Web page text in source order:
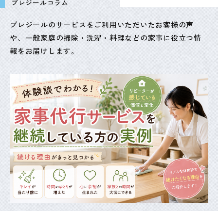
プレジールコラム
プレジールのサービスをご利用いただいたお客様の声
や、 一般家庭の掃除・洗濯・料理などの家事に役立つ情
報をお届けします。